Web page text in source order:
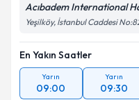
Acıbadem International
Yeşilköy, İstanbul Caddesi
En Yakın Saatler
Yarın
09:00
Yarın
09:30